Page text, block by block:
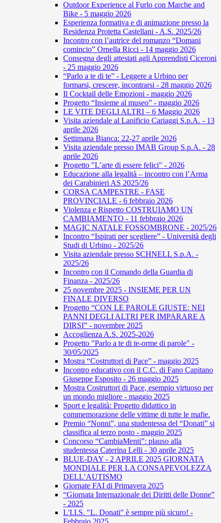
Outdoor Experience al Furlo con Marche and
Bike - 5 maggio 2026
Esperienza formativa e di animazione presso la
Residenza Protetta Castellani - A.S. 2025/26
Incontro con l’autrice del romanzo “Domani
comincio” Ornella Ricci - 14 maggio 2026
Consegna degli attestati agli Apprendisti Ciceroni
- 25 maggio 2026
“Parlo a te di te” - Leggere a Urbino per
formarsi, crescere, incontrarsi - 28 maggio 2026
Il Cocktail delle Emozioni - maggio 2026
Progetto “Insieme al museo” - maggio 2026
LE VITE DEGLI ALTRI – 6 Maggio 2026
Visita aziendale al Lanificio Cariaggi S.p.A. - 13
aprile 2026
Settimana Bianca: 22-27 aprile 2026
Visita aziendale presso IMAB Group S.p.A. - 28
aprile 2026
Progetto "L’arte di essere felici" - 2026
Educazione alla legalità – incontro con l’Arma
dei Carabinieri AS 2025/26
CORSA CAMPESTRE - FASE
PROVINCIALE - 6 febbraio 2026
Violenza e Rispetto COSTRUIAMO UN
CAMBIAMENTO - 11 febbraio 2026
MAGIC NATALE FOSSOMBRONE - 2025/26
Incontro “Ispirati per scegliere” - Università degli
Studi di Urbino - 2025/26
Visita aziendale presso SCHNELL S.p.A. -
2025/26
Incontro con il Comando della Guardia di
Finanza - 2025/26
25 novembre 2025 - INSIEME PER UN
FINALE DIVERSO
Progetto “CON LE PAROLE GIUSTE: NEI
PANNI DEGLI ALTRI PER IMPARARE A
DIRSI” - novembre 2025
Accoglienza A.S. 2025-2026
Progetto "Parlo a te di te-orme di parole" -
30/05/2025
Mostra “Costruttori di Pace” - maggio 2025
Incontro educativo con il C.C. di Fano Capitano
Giuseppe Esposito - 26 maggio 2025
Mostra Costruttori di Pace, esempio virtuoso per
un mondo migliore - maggio 2025
Sport e legalità: Progetto didattico in
commemorazione delle vittime di tutte le mafie.
Premio “Nonni”, una studentessa del “Donati” si
classifica al terzo posto - maggio 2025
Concorso “CambiaMenti”: plauso alla
studentessa Caterina Lelli - 30 aprile 2025
BLUE-DAY - 2 APRILE 2025 GIORNATA
MONDIALE PER LA CONSAPEVOLEZZA
DELL’AUTISMO
Giornate FAI di Primavera 2025
“Giornata Internazionale dei Diritti delle Donne”
- 2025
L'I.I.S. "L. Donati" è sempre più sicuro! -